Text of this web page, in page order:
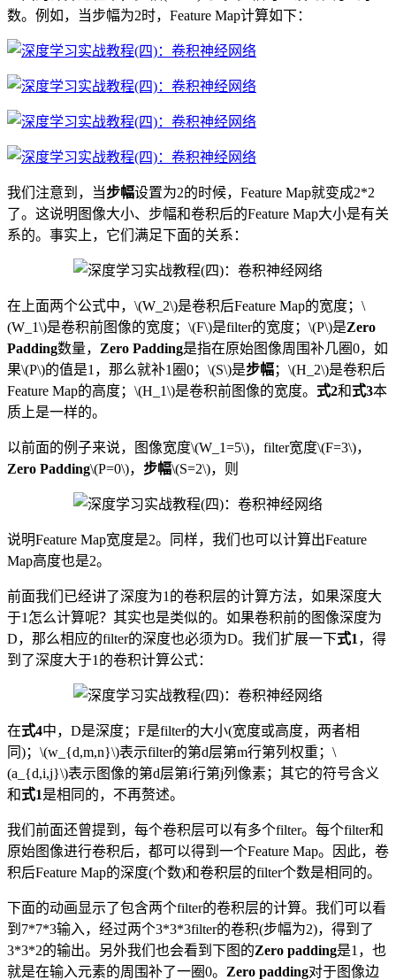
数。例如，当步幅为2时，Feature Map计算如下：
我们注意到，当步幅设置为2的时候，Feature Map就变成2*2
了。这说明图像大小、步幅和卷积后的Feature Map大小是有关
系的。事实上，它们满足下面的关系：
在上面两个公式中，\(W_2\)是卷积后Feature Map的宽度；\
(W_1\)是卷积前图像的宽度；\(F\)是filter的宽度；\(P\)是Zero
Padding数量， Zero Padding是指在原始图像周围补几圈0，如
果\(P\)的值是1，那么就补1圈0；\(S\)是步幅；\(H_2\)是卷积后
Feature Map的高度；\(H_1\)是卷积前图像的宽度。 式2和式3本
质上是一样的。
以前面的例子来说，图像宽度\(W_1=5\)，filter宽度\(F=3\)，
Zero Padding\(P=0\)， 步幅\(S=2\)，则
说明Feature Map宽度是2。同样，我们也可以计算出Feature
Map高度也是2。
前面我们已经讲了深度为1的卷积层的计算方法，如果深度大
于1怎么计算呢？其实也是类似的。如果卷积前的图像深度为
D，那么相应的filter的深度也必须为D。我们扩展一下式1 ，得
到了深度大于1的卷积计算公式：
在式4中，D是深度；F是filter的大小(宽度或高度，两者相
同)；\(w_{d,m,n}\)表示filter的第d层第m行第列权重；\
(a_{d,i,j}\)表示图像的第d层第i行第j列像素；其它的符号含义
和式1是相同的，不再赘述。
我们前面还曾提到，每个卷积层可以有多个filter。每个filter和
原始图像进行卷积后，都可以得到一个Feature Map。因此，卷
积后Feature Map的深度(个数)和卷积层的filter个数是相同的。
下面的动画显示了包含两个filter的卷积层的计算。我们可以看
到7*7*3输入，经过两个3*3*3filter的卷积(步幅为2)，得到了
3*3*2的输出。另外我们也会看到下图的Zero padding是1，也
就是在输入元素的周围补了一圈0。 Zero padding对于图像边